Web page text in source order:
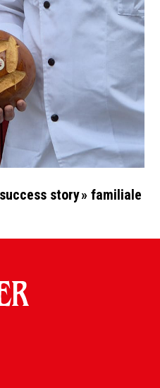
Le Vieux Grenier : une « success story » familiale